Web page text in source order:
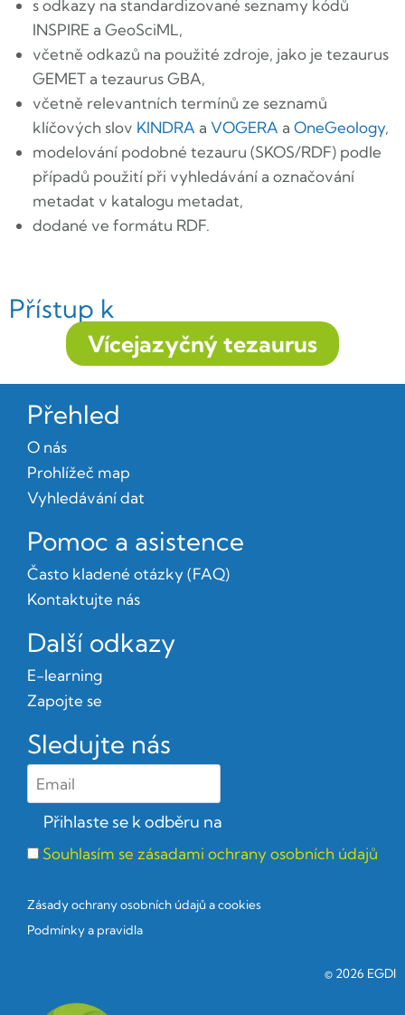
s odkazy na standardizované seznamy kódů
INSPIRE a GeoSciML,
včetně odkazů na použité zdroje, jako je tezaurus
GEMET a tezaurus GBA,
včetně relevantních termínů ze seznamů
klíčových slov KINDRA a VOGERA a OneGeology,
modelování podobné tezauru (SKOS/RDF) podle
případů použití při vyhledávání a označování
metadat v katalogu metadat,
dodané ve formátu RDF.
Přístup k
Vícejazyčný tezaurus
Přehled
O nás
Prohlížeč map
Vyhledávání dat
Pomoc a asistence
Často kladené otázky (FAQ)
Kontaktujte nás
Další odkazy
E-learning
Zapojte se
Sledujte nás
Souhlasím se zásadami ochrany osobních údajů
Zásady ochrany osobních údajů a cookies
Podmínky a pravidla
© 2026 EGDI